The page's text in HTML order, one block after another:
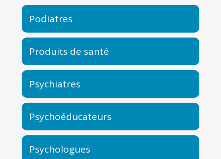
Podiatres
Produits de santé
Psychiatres
Psychoéducateurs
Psychologues